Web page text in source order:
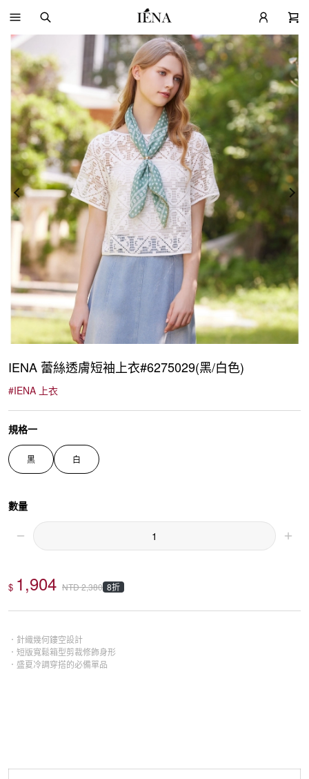
IENA 蕾絲透膚短袖上衣#6275029(黑/白色)
#IENA 上衣
規格一
黑 白
數量
$ 1,904 NTD2,380 8折
．針織幾何鏤空設計
．短版寬鬆箱型剪裁修飾身形
．盛夏冷調穿搭的必備單品